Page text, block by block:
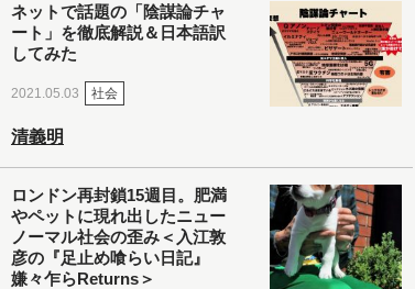
ネットで話題の「陰謀論チャ
ート」を徹底解説＆日本語訳
してみた
2021.05.03 社会
清義明
ロンドン再封鎖15週目。肥満
やペットに現れ出したニュー
ノーマル社会の歪み＜入江敦
彦の『足止め喰らい日記』
嫌々乍らReturns＞